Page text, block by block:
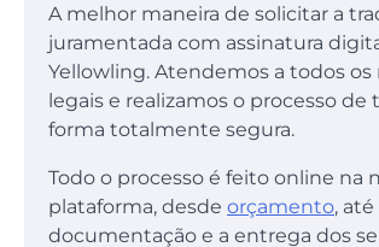
A melhor maneira de solicitar a
juramentada com assinatura
Yellowling. Atendemos a todos
legais e realizamos o processo de
forma totalmente segura.
Todo o processo é feito online na
plataforma, desde orçamento,
documentação e a entrega dos